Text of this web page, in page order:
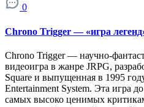
0
Chrono Trigger — «игра
Chrono Trigger — научно-
видеоигра в жанре JRPG,
Square и выпущенная в 1995
Entertainment System. Эта игра
самых высоко ценимых